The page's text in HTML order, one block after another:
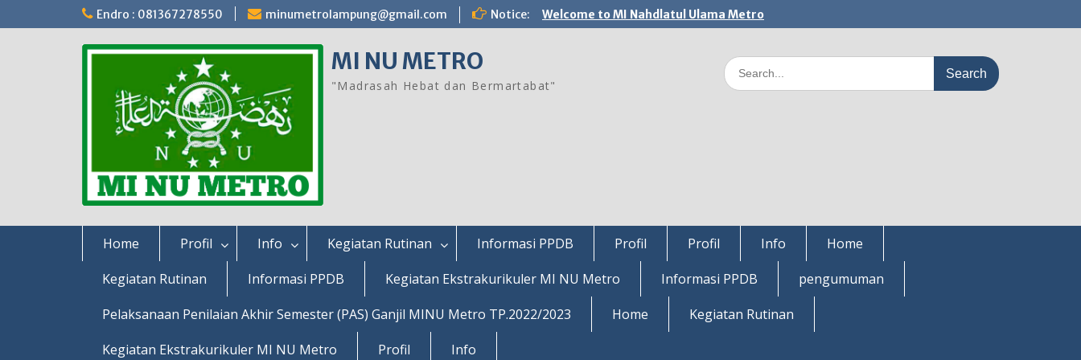
to
Endro : 081367278550 minumetrolampung@gmail.com Notice: Welcome to MI Nahdlatul Ulama Metro
MI NU METRO
"Madrasah Hebat dan Bermartabat"
Search
for:
Home Profil Info Kegiatan Rutinan Informasi PPDB Profil Profil Info
Home
Kegiatan Rutinan
Informasi PPDB Kegiatan Ekstrakurikuler MI NU Metro Informasi PPDB
pengumuman
Pelaksanaan Penilaian Akhir Semester (PAS) Ganjil MINU Metro TP.2022/2023
Home
Kegiatan Rutinan
Kegiatan Ekstrakurikuler MI NU Metro
Profil Info